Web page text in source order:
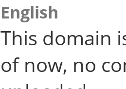
English
This domain
of now, no